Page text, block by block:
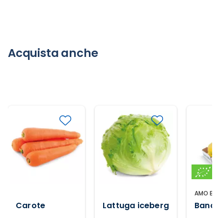
Acquista anche
Carote Lattuga iceberg
AMO